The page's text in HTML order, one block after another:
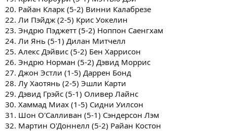
20. Райан Кларк (5-2) Винни Калабрезе
22. Ли Пэйдж (2-5) Крис Уокелин
23. Эндрю Пэджетт (5-2) Ноппон Саенгхам
24. Ли Янь (5-1) Дилан Митчелл
25. Алекс Дэйвис (5-2) Бен Харрисон
26. Эндрю Норман (5-2) Дэвид Моррис
27. Джон Эстли (1-5) Даррен Бонд
28. Лу Хаотянь (2-5) Эшли Карти
29. Дэвид Грэйс (5-1) Оливер Лайнс
30. Хаммад Миах (1-5) Сидни Уилсон
31. Шон О'Салливан (5-1) Сэндерсон Лэм
32. Мартин О'Доннелл (5-2) Райан Костон